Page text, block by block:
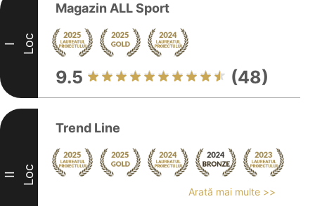
I Loc
Magazin ALL Sport
9.5 (48)
II Loc
Trend Line
Arată mai multe >>